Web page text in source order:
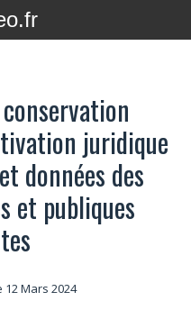
juridique
données des
et publiques
Mars 2024